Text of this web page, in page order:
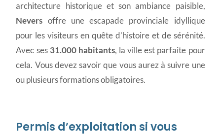
architecture historique et son ambiance paisible,
Nevers offre une escapade provinciale idyllique
pour les visiteurs en quête d’histoire et de sérénité.
Avec ses 31.000 habitants, la ville est parfaite pour
cela. Vous devez savoir que vous aurez à suivre une
ou plusieurs formations obligatoires.
Permis d’exploitation si vous